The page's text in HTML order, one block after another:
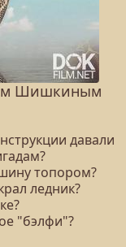
Шишкиным
давали
топором?
ледник?
"бэлфи"?